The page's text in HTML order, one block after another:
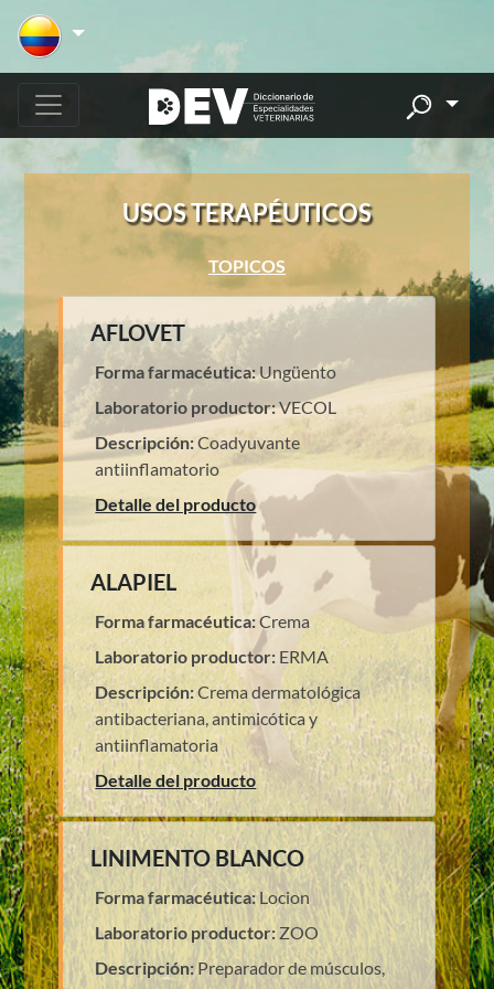
USOS TERAPÉUTICOS
TOPICOS
AFLOVET
Forma farmacéutica:Ungüento
Laboratorio productor:VECOL
Descripción:Coadyuvante
antiinflamatorio
Detalle del producto
ALAPIEL
Forma farmacéutica:Crema
Laboratorio productor: ERMA
Descripción:Crema dermatológica
antibacteriana, antimicótica y
antiinflamatoria
Detalle del producto
LINIMENTO BLANCO
Forma farmacéutica: Locion
Laboratorio productor: ZOO
Descripción:Preparador de músculos,